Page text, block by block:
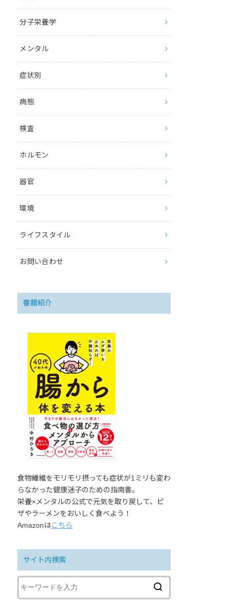
分子栄養学
メンタル
症状別
病態
検査
ホルモン
器官
環境
ライフスタイル
お問い合わせ
書籍紹介
食物繊維をモリモリ摂っても症状が1ミリも変わ
らなかった健康迷子のための指南書。
栄養×メンタルの公式で元気を取り戻して、ピ
ザやラーメンをおいしく食べよう！
Amazonはこちら
サイト内検索